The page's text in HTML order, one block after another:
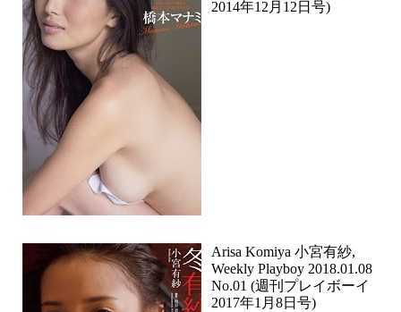
2014年12月12日号)
Arisa Komiya 小宮有紗,
Weekly Playboy 2018.01.08
No.01 (週刊プレイボーイ
2017年1月8日号)